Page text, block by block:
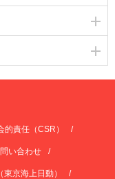
的責任（CSR）
い合わせ
京海上日動）